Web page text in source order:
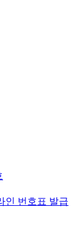
인 번호표 발급